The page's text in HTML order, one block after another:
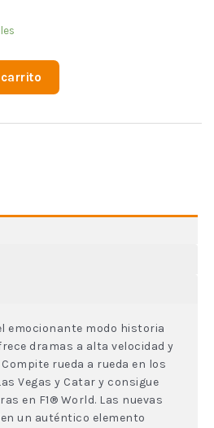
emocionante modo historia
dramas a alta velocidad y
rueda a rueda en los
Vegas y Catar y consigue
en F1® World. Las nuevas
un auténtico elemento